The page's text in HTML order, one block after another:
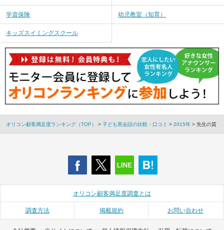
学資保険 幼児教室（知育）
キッズスイミングスクール
オリコン顧客満足度ランキング（TOP） > 子ども英会話の比較・口コミ > 2015年 > 先生の質
オリコン顧客満足度調査とは
調査方法 掲載規約 お問い合わせ